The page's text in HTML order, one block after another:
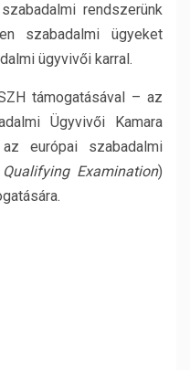
rendszerünk
szabadalmi ügyeket
ügyvivői karral.
támogatásával – az
Ügyvivői Kamara
európai szabadalmi
Examination)